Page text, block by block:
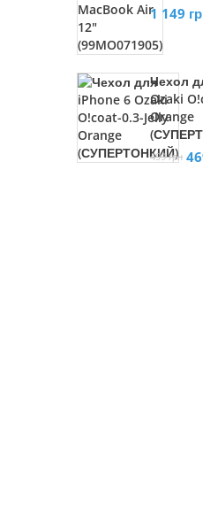
1 149
Чехол
Ozaki
Orange
499 грн